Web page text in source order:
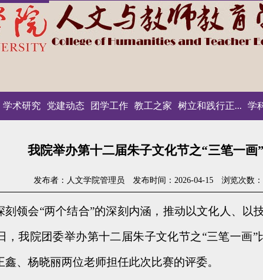
学术研究 党建动态 团学工作 教工之家 树立和践行正... 学
我院举办第十二届朱子文化节之“三笔一画
发布者：人文学院管理员 发布时间：2026-04-15 浏览次数：
刻领会“两个结合”的深刻内涵，推动以文化人、以
，我院团委举办第十二届朱子文化节之“三笔一画”
、杨晓丽两位老师担任此次比赛的评委。